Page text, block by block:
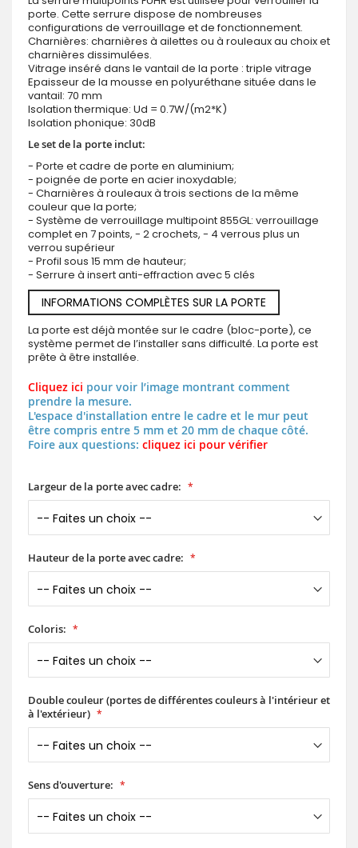
porte. Cette serrure dispose de nombreuses
configurations de verrouillage et de fonctionnement.
Charnières: charnières à ailettes ou à rouleaux au choix et
charnières dissimulées.
Vitrage inséré dans le vantail de la porte : triple vitrage
Epaisseur de la mousse en polyuréthane située dans le
vantail: 70 mm
Isolation thermique: Ud = 0.7W/(m2*K)
Isolation phonique: 30dB
Le set de la porte inclut:
- Porte et cadre de porte en aluminium;
- poignée de porte en acier inoxydable;
- Charnières à rouleaux à trois sections de la même
couleur que la porte;
- Système de verrouillage multipoint 855GL: verrouillage
complet en 7 points, - 2 crochets, - 4 verrous plus un
verrou supérieur
- Profil sous 15 mm de hauteur;
- Serrure à insert anti-effraction avec 5 clés
INFORMATIONS COMPLÈTES SUR LA PORTE
La porte est déjà montée sur le cadre (bloc-porte), ce
système permet de l’installer sans difficulté. La porte est
prête à être installée.
Cliquez ici pour voir l’image montrant comment
prendre la mesure.
L'espace d'installation entre le cadre et le mur peut
être compris entre 5 mm et 20 mm de chaque côté.
Foire aux questions: cliquez ici pour vérifier
Largeur de la porte avec cadre:
Hauteur de la porte avec cadre:
Coloris:
Double couleur (portes de différentes couleurs à l'intérieur et
à l'extérieur)
Sens d'ouverture: